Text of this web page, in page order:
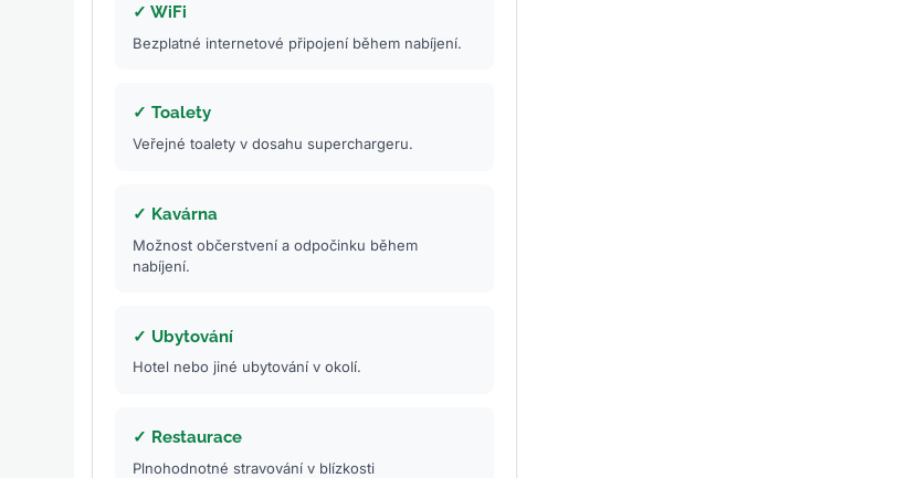
✓ WiFi
Bezplatné internetové připojení během nabíjení.
✓ Toalety
Veřejné toalety v dosahu superchargeru.
✓ Kavárna
Možnost občerstvení a odpočinku během
nabíjení.
✓ Ubytování
Hotel nebo jiné ubytování v okolí.
✓ Restaurace
Plnohodnotné stravování v blízkosti